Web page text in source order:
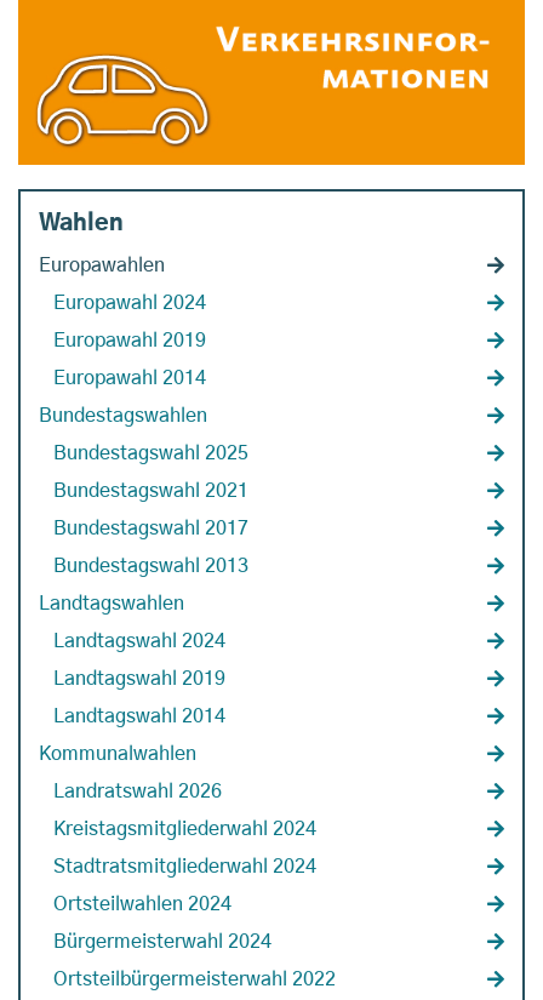
Wahlen
Europawahlen
Europawahl 2024
Europawahl 2019
Europawahl 2014
Bundestagswahlen
Bundestagswahl 2025
Bundestagswahl 2021
Bundestagswahl 2017
Bundestagswahl 2013
Landtagswahlen
Landtagswahl 2024
Landtagswahl 2019
Landtagswahl 2014
Kommunalwahlen
Landratswahl 2026
Kreistagsmitgliederwahl 2024
Stadtratsmitgliederwahl 2024
Ortsteilwahlen 2024
Bürgermeisterwahl 2024
Ortsteilbürgermeisterwahl 2022